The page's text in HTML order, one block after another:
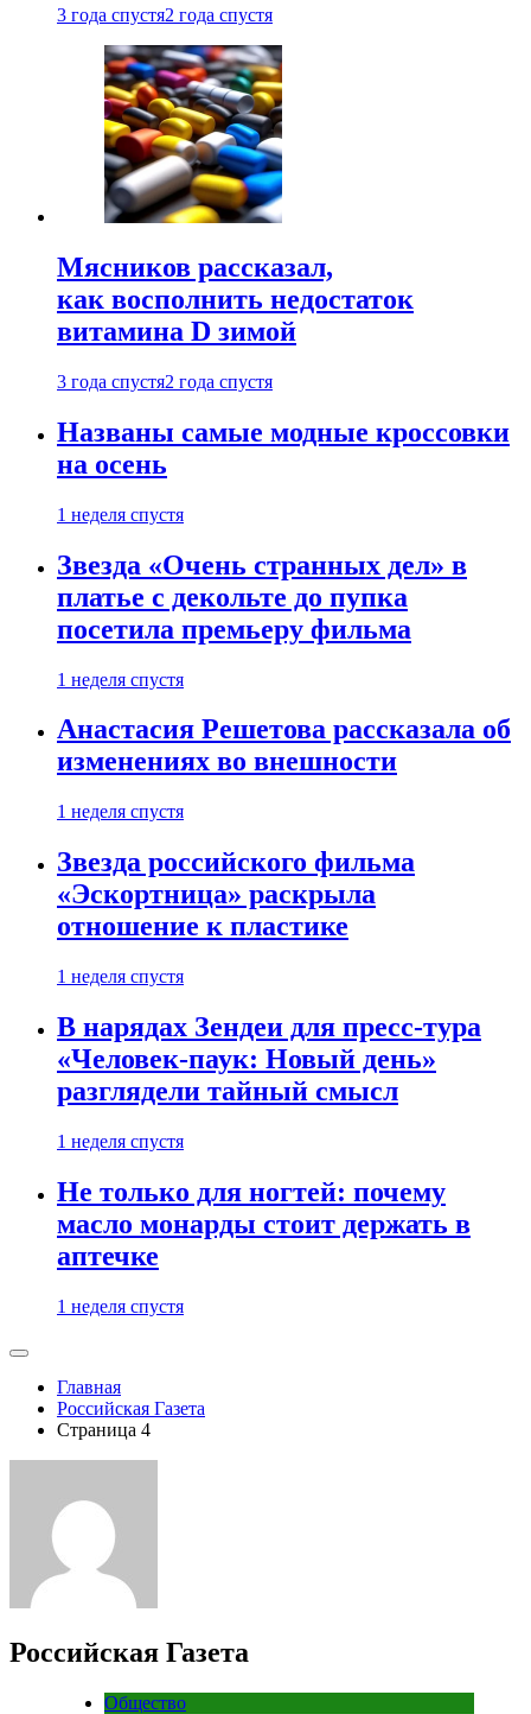
3 года спустя2 года спустя
Мясников рассказал,
как восполнить недостаток
витамина D зимой
3 года спустя2 года спустя
Названы самые модные кроссовки
на осень
1 неделя спустя
Звезда «Очень странных дел» в
платье с декольте до пупка
посетила премьеру фильма
1 неделя спустя
Анастасия Решетова рассказала об
изменениях во внешности
1 неделя спустя
Звезда российского фильма
«Эскортница» раскрыла
отношение к пластике
1 неделя спустя
В нарядах Зендеи для пресс-тура
«Человек-паук: Новый день»
разглядели тайный смысл
1 неделя спустя
Не только для ногтей: почему
масло монарды стоит держать в
аптечке
1 неделя спустя
Главная
Российская Газета
Страница 4
Российская Газета
Общество